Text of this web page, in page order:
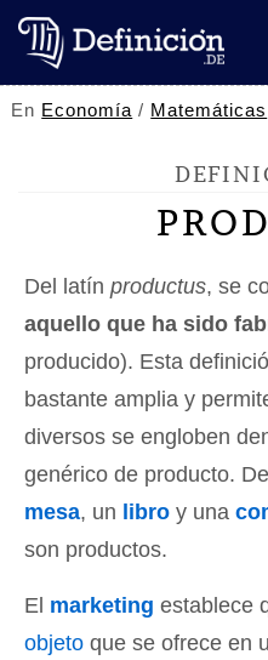
En Economía / Matemáticas
Del latín productus, se
aquello que ha sido
producido). Esta
bastante amplia y
diversos se engloben
genérico de producto.
mesa, un libro y una
son productos.
El marketing establece
objeto que se ofrece en